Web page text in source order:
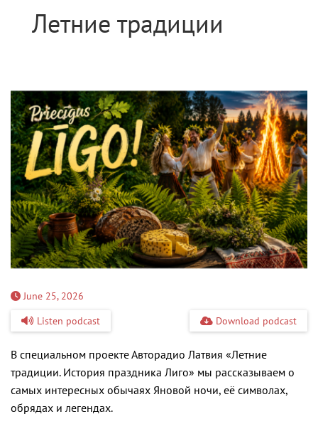
Летние традиции
June 25, 2026
Listen podcast
Download podcast
В специальном проекте Авторадио Латвия «Летние
традиции. История праздника Лиго» мы рассказываем о
самых интересных обычаях Яновой ночи, её символах,
обрядах и легендах.